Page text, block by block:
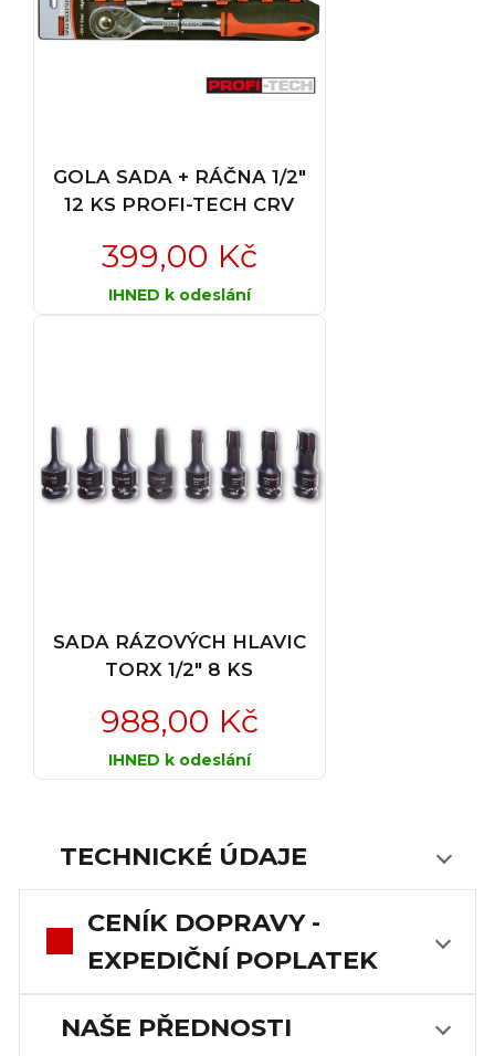
GOLA SADA + RÁČNA 1/2"
12 KS PROFI-TECH CRV
399,00 Kč
IHNED k odeslání
SADA RÁZOVÝCH HLAVIC
TORX 1/2" 8 KS
988,00 Kč
IHNED k odeslání
TECHNICKÉ ÚDAJE
CENÍK DOPRAVY -
EXPEDIČNÍ POPLATEK
NAŠE PŘEDNOSTI